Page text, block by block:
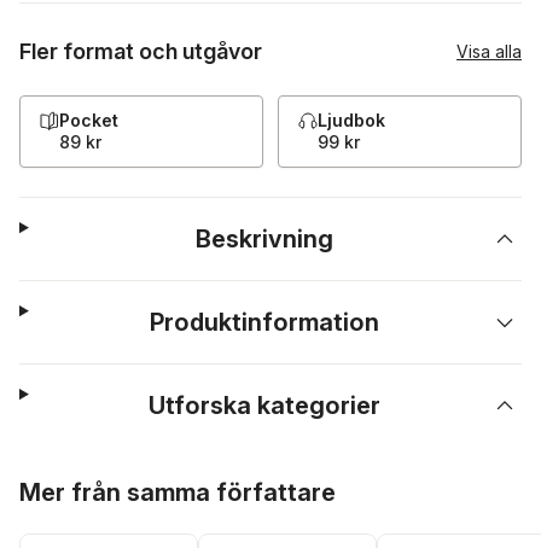
Fler format och utgåvor Visa alla
Pocket
89 kr
Ljudbok
99 kr
Beskrivning
Produktinformation
Utforska kategorier
Mer från samma författare